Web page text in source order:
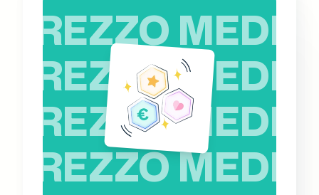
PREZZO MEDIO
PREZZO MEDIO
PREZZO MEDIO
PREZZO MEDIO